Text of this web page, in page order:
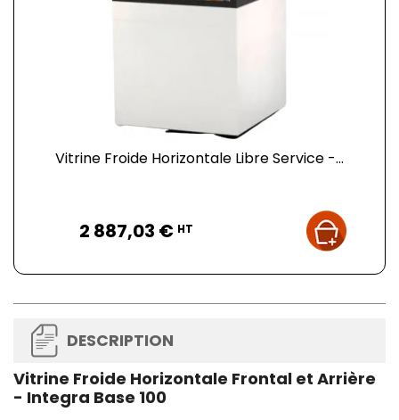
Vitrine Froide Horizontale Libre Service -...
2 887,03 € HT
DESCRIPTION
Vitrine Froide Horizontale Frontal et Arrière
- Integra Base 100